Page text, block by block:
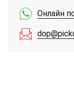
Онлайн